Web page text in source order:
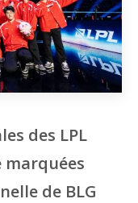
des LPL
marquées
de BLG